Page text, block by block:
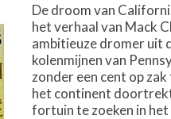
De droom van
het verhaal van Mack
ambitieuze dromer uit
kolenmijnen van
zonder een cent op
het continent
fortuin te zoeken in het